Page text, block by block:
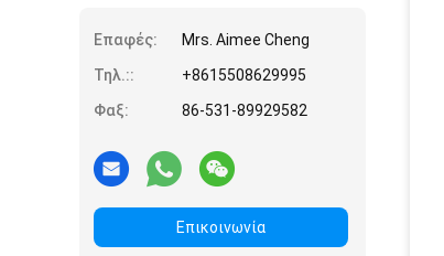
Επαφές:
Mrs. Aimee Cheng
Τηλ.::
+8615508629995
Φαξ:
86-531-89929582
Επικοινωνία